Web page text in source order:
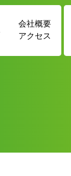
会社概要
アクセス